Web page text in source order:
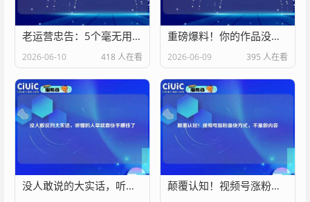
老运营忠告：5个毫无用处的操作，马上停手
2026-06-10 418 人在看
重磅爆料！你的作品没播放？根源答案太扎心
2026-06-09 395 人在看
没人敢说的大实话，听懂的人早就靠快手赚钱了 颠覆认知！视频号涨粉最快方式，不是做内容